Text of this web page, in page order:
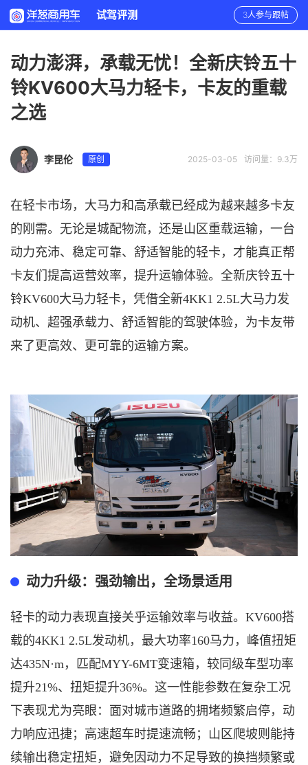
试驾评测 3人参与跟帖
动力澎湃，承载无忧！全新庆铃五十
铃KV600大马力轻卡，卡友的重载
之选
访问量：9.3万
2025-03-05
李昆伦 原创
在轻卡市场，大马力和高承载已经成为越来越多卡友
的刚需。无论是城配物流，还是山区重载运输，一台
动力充沛、稳定可靠、舒适智能的轻卡，才能真正帮
卡友们提高运营效率，提升运输体验。 全新庆铃五十
铃KV600大马力轻卡，凭借全新4KK1 2.5L大马力发
动机、超强承载力、舒适智能的驾驶体验，为卡友带
来了更高效、更可靠的运输方案。
动力升级：强劲输出，全场景适用
轻卡的动力表现直接关乎运输效率与收益。 KV600搭
载的4KK1 2.5L发动机，最大功率160马力，峰值扭矩
达435N·m，
匹配MYY-6MT变速箱， 较同级车型功率
提升21%、扭矩提升36%。这一性能参数在复杂工况
下表现尤为亮眼：面对城市道路的拥堵频繁启停，动
力响应迅捷；高速超车时提速流畅；山区爬坡则能持
续输出稳定扭矩，避免因动力不足导致的换挡频繁或